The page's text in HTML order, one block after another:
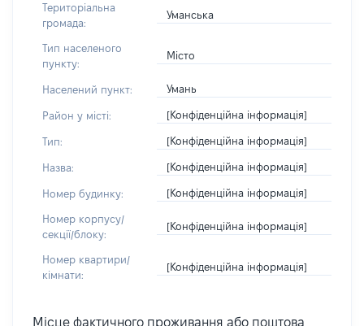
Територіальна
громада:
Уманська
Тип населеного
пункту:
Місто
Населений пункт: Умань
Район у місті: [Конфіденційна інформація]
Тип: [Конфіденційна інформація]
Назва: [Конфіденційна інформація]
Номер будинку: [Конфіденційна інформація]
Номер корпусу/
секції/блоку:
[Конфіденційна інформація]
Номер квартири/
кімнати:
[Конфіденційна інформація]
Місце фактичного проживання або поштова